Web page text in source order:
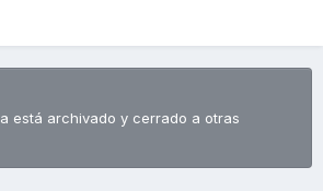
está archivado y cerrado a otras